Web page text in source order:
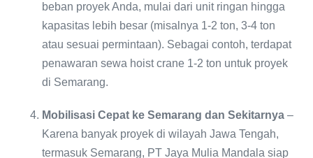
beban proyek Anda, mulai dari unit ringan hingga
kapasitas lebih besar (misalnya 1-2 ton, 3-4 ton
atau sesuai permintaan). Sebagai contoh, terdapat
penawaran sewa hoist crane 1-2 ton untuk proyek
di Semarang.
Mobilisasi Cepat ke Semarang dan Sekitarnya –
Karena banyak proyek di wilayah Jawa Tengah,
termasuk Semarang, PT Jaya Mulia Mandala siap